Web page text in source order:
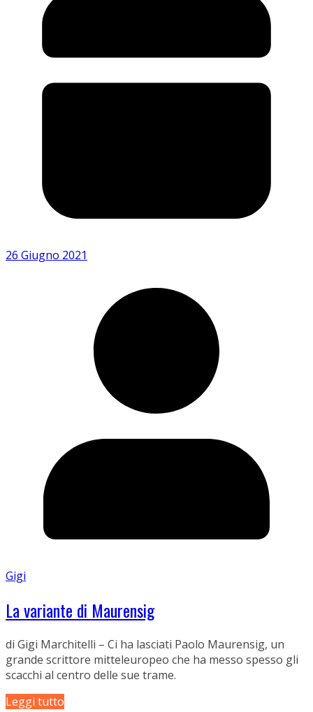
26 Giugno 2021
Gigi
La variante di Maurensig
di Gigi Marchitelli – Ci ha lasciati Paolo Maurensig, un
grande scrittore mitteleuropeo che ha messo spesso gli
scacchi al centro delle sue trame.
Leggi tutto